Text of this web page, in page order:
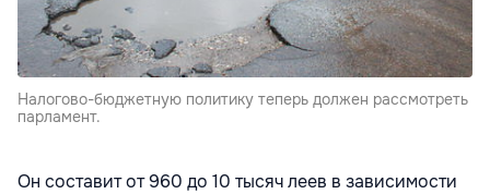
Налогово-бюджетную политику теперь должен рассмотреть
парламент.
Он составит от 960 до 10 тысяч леев в зависимости